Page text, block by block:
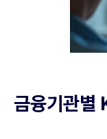
금융기관별